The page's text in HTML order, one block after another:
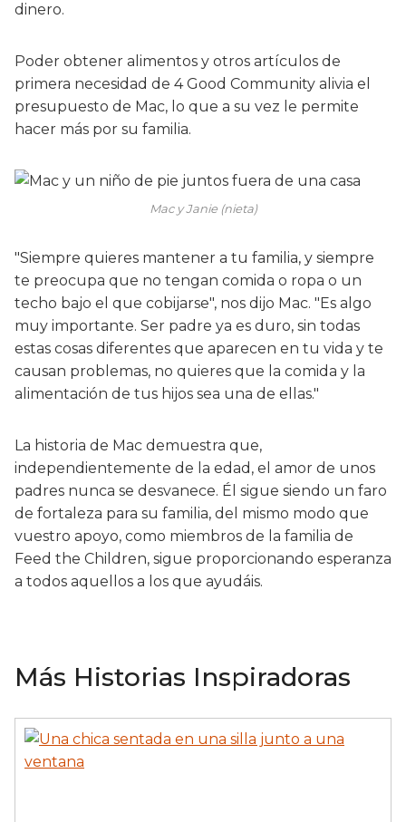
dinero.
Poder obtener alimentos y otros artículos de
primera necesidad de 4 Good Community alivia el
presupuesto de Mac, lo que a su vez le permite
hacer más por su familia.
Mac y Janie (nieta)
"Siempre quieres mantener a tu familia, y siempre
te preocupa que no tengan comida o ropa o un
techo bajo el que cobijarse", nos dijo Mac. "Es algo
muy importante. Ser padre ya es duro, sin todas
estas cosas diferentes que aparecen en tu vida y te
causan problemas, no quieres que la comida y la
alimentación de tus hijos sea una de ellas."
La historia de Mac demuestra que,
independientemente de la edad, el amor de unos
padres nunca se desvanece. Él sigue siendo un faro
de fortaleza para su familia, del mismo modo que
vuestro apoyo, como miembros de la familia de
Feed the Children, sigue proporcionando esperanza
a todos aquellos a los que ayudáis.
Más Historias Inspiradoras